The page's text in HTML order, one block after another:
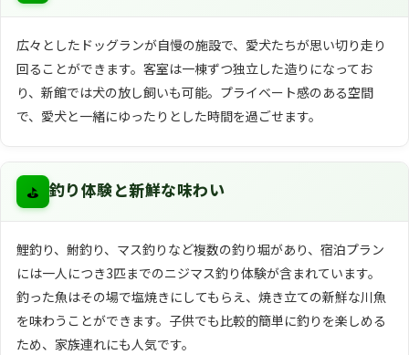
広々としたドッグランが自慢の施設で、愛犬たちが思い切り走り
回ることができます。客室は一棟ずつ独立した造りになってお
り、新館では犬の放し飼いも可能。プライベート感のある空間
で、愛犬と一緒にゆったりとした時間を過ごせます。
⛳ 釣り体験と新鮮な味わい
鯉釣り、鮒釣り、マス釣りなど複数の釣り堀があり、宿泊プラン
には一人につき3匹までのニジマス釣り体験が含まれています。
釣った魚はその場で塩焼きにしてもらえ、焼き立ての新鮮な川魚
を味わうことができます。子供でも比較的簡単に釣りを楽しめる
ため、家族連れにも人気です。